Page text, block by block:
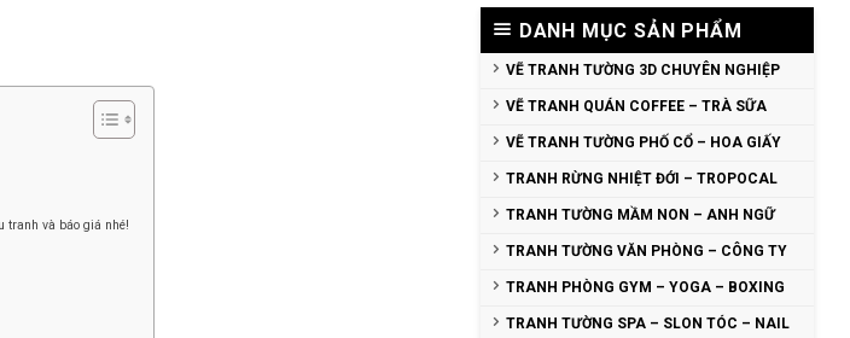
và báo giá nhé!
DANH MỤC SẢN PHẨM
VẼ TRANH TƯỜNG 3D CHUYÊN NGHIỆP
VẼ TRANH QUÁN COFFEE – TRÀ SỮA
VẼ TRANH TƯỜNG PHỐ CỔ – HOA GIẤY
TRANH RỪNG NHIỆT ĐỚI – TROPOCAL
TRANH TƯỜNG MẦM NON – ANH NGỮ
TRANH TƯỜNG VĂN PHÒNG – CÔNG TY
TRANH PHÒNG GYM – YOGA – BOXING
TRANH TƯỜNG SPA – SLON TÓC – NAIL